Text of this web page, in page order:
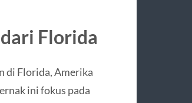
Florida
di Florida, Amerika
ini fokus pada